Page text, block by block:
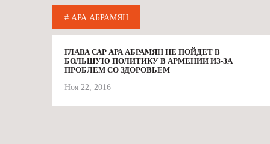
# АРА АБРАМЯН
ГЛАВА САР АРА АБРАМЯН НЕ ПОЙДЕТ В
БОЛЬШУЮ ПОЛИТИКУ В АРМЕНИИ ИЗ-ЗА
ПРОБЛЕМ СО ЗДОРОВЬЕМ
Ноя 22, 2016